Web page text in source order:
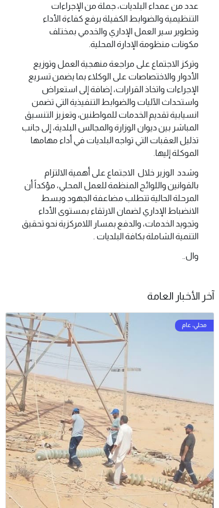
عدد من عمداء البلديات، جملة من الإجراءات
التنظيمية والضوابط الكفيلة برفع كفاءة الأداء
وتطوير سير العمل الإداري والخدمي بمختلف
مكونات منظومة الإدارة المحلية.
وتركز الاجتماع على مراجعة منهجية العمل وتوزيع
الأدوار والاختصاصات على الوكلاء بما يضمن تسريع
الإجراءات واتخاذ القرارات، إضافة إلى استعراض
واستحداث الآليات والضوابط التنفيذية التي تضمن
انسيابية تقديم الخدمات للمواطنين، وتعزيز التنسيق
المباشر بين ديوان الوزارة والمجالس البلدية، إلى جانب
تذليل العقبات التي تواجه البلديات في أداء مهامها
الموكلة إليها.
وشدد الوزير خلال الاجتماع على أهمية الالتزام
بالقوانين واللوائح المنظمة للعمل المحلي، مؤكداً أن
المرحلة الحالية تتطلب مضاعفة الجهود وبسط
الانضباط الإداري لضمان الارتقاء بمستوى الأداء
وتجويد الخدمات، والدفع بمسار اللامركزية نحو تحقيق
التنمية الشاملة بكافة البلديات .
وال..
آخر الأخبار العامة